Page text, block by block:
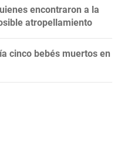
encontraron a la
atropellamiento
cinco bebés muertos en